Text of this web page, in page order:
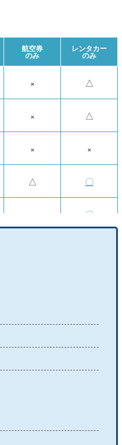
航空券
のみ
レンタカー
のみ
× △
× △
× ×
△ 〇
〇
△ 〇